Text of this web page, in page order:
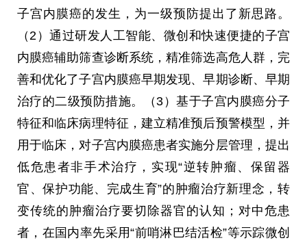
子宫内膜癌的发生，为一级预防提出了新思路。
（2 ）通过研发人工智能、微创和快速便捷的子宫
内膜癌辅助筛查诊断系统，精准筛选高危人群，完
善和优化了子宫内膜癌早期发现、早期诊断、早期
治疗的二级预防措施。（3 ）基于子宫内膜癌分子
特征和临床病理特征，建立精准预后预警模型，并
用于临床，对子宫内膜癌患者实施分层管理，提出
低危患者非手术治疗，实现“逆转肿瘤、保留器
官、保护功能、完成生育”的肿瘤治疗新理念，转
变传统的肿瘤治疗要切除器官的认知；对中危患
者，在国内率先采用“前哨淋巴结活检”等示踪微创